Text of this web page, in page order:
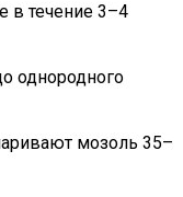
в течение 3–4
однородного
мозоль 35–